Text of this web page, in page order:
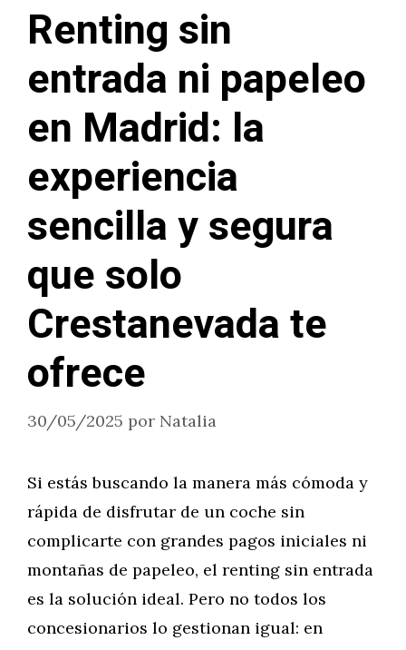
Renting sin
entrada ni papeleo
en Madrid: la
experiencia
sencilla y segura
que solo
Crestanevada te
ofrece
30/05/2025 por Natalia
Si estás buscando la manera más cómoda y
rápida de disfrutar de un coche sin
complicarte con grandes pagos iniciales ni
montañas de papeleo, el renting sin entrada
es la solución ideal. Pero no todos los
concesionarios lo gestionan igual: en